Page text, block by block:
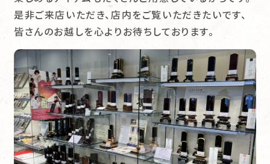
是非ご来店いただき、店内をご覧いただきたいです、
皆さんのお越しを心よりお待ちしております。